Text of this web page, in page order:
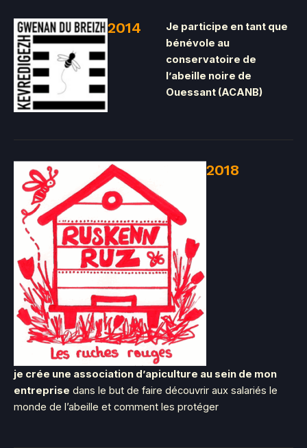
2014
Je participe en tant que
bénévole au
conservatoire de
l’abeille noire de
Ouessant (ACANB)
2018
je crée une association d’apiculture au sein de mon
entreprise dans le but de faire découvrir aux salariés le
monde de l’abeille et comment les protéger